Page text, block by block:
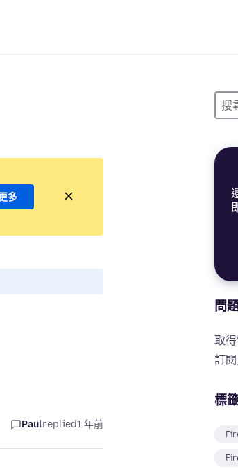
問
取
訂
標
多
Paulreplied1 年前